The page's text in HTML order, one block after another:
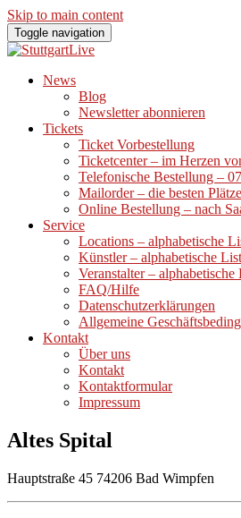
Skip to main content
Toggle navigation
News
Blog
Newsletter abonnieren
Tickets
Ticket Vorbestellung
Ticketcenter – im Herzen
Telefonische Bestellung –
Mailorder – die besten
Online Bestellung – nach
Service
Locations – alphabetische
Künstler – alphabetische
Veranstalter – alphabetische
FAQ/Hilfe
Datenschutzerklärungen
Allgemeine
Kontakt
Über uns
Kontakt
Kontaktformular
Impressum
Altes Spital
Hauptstraße 45 74206 Bad Wimpfen